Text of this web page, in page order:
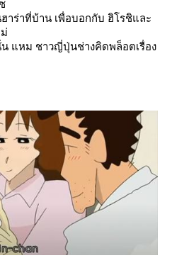
าร่าที่บ้าน เพื่อบอกกับ ฮิโรชิและ
แหม ชาวญี่ปุ่นช่างคิดพล็อตเรื่อง